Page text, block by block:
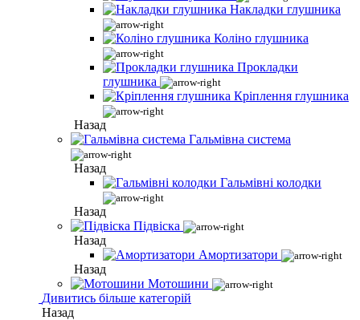
Накладки глушника
Коліно глушника
Прокладки
глушника
Кріплення глушника
Назад
Гальмівна система
Назад
Гальмівні колодки
Назад
Підвіска
Назад
Амортизатори
Назад
Мотошини
Дивитись більше категорій
Назад